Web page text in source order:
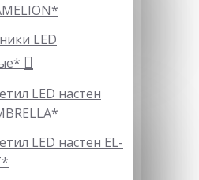
LED
LED настен
LED настен EL-